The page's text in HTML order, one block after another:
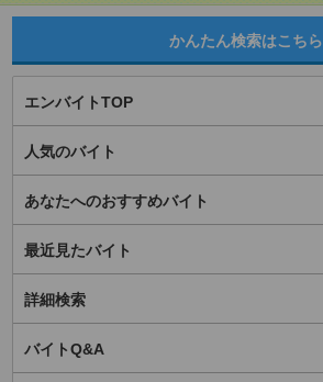
かんたん検索はこちら
エンバイトTOP
人気のバイト
あなたへのおすすめバイト
最近見たバイト
詳細検索
バイトQ&A